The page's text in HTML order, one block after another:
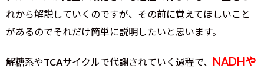
れから解説していくのですが、その前に覚えてほしいこと
があるのでそれだけ簡単に説明したいと思います。
解糖系やTCAサイクルで代謝されていく過程で、 NADHや